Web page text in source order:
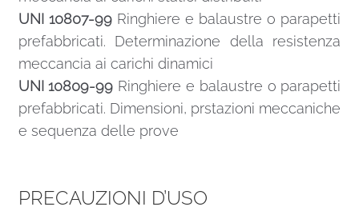
UNI 10807-99Ringhiere e balaustre o parapetti
prefabbricati. Determinazione della resistenza
meccancia ai carichi dinamici
UNI 10809-99 Ringhiere e balaustre o parapetti
prefabbricati. Dimensioni, prstazioni meccaniche
e sequenza delle prove
PRECAUZIONI D’USO